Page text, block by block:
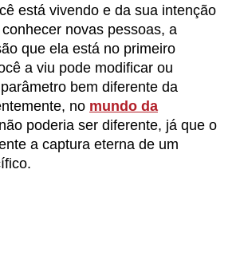
está vivendo e da sua intenção
novas pessoas, a
que ela está no primeiro
a viu pode modificar ou
bem diferente da
no mundo da
poderia ser diferente, já que o
a captura eterna de um